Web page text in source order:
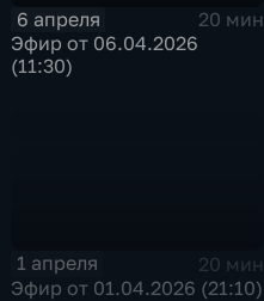
6 апреля
20 мин
Эфир от 06.04.2026
(11:30)
1 апреля
20 мин
Эфир от 01.04.2026 (21:10)